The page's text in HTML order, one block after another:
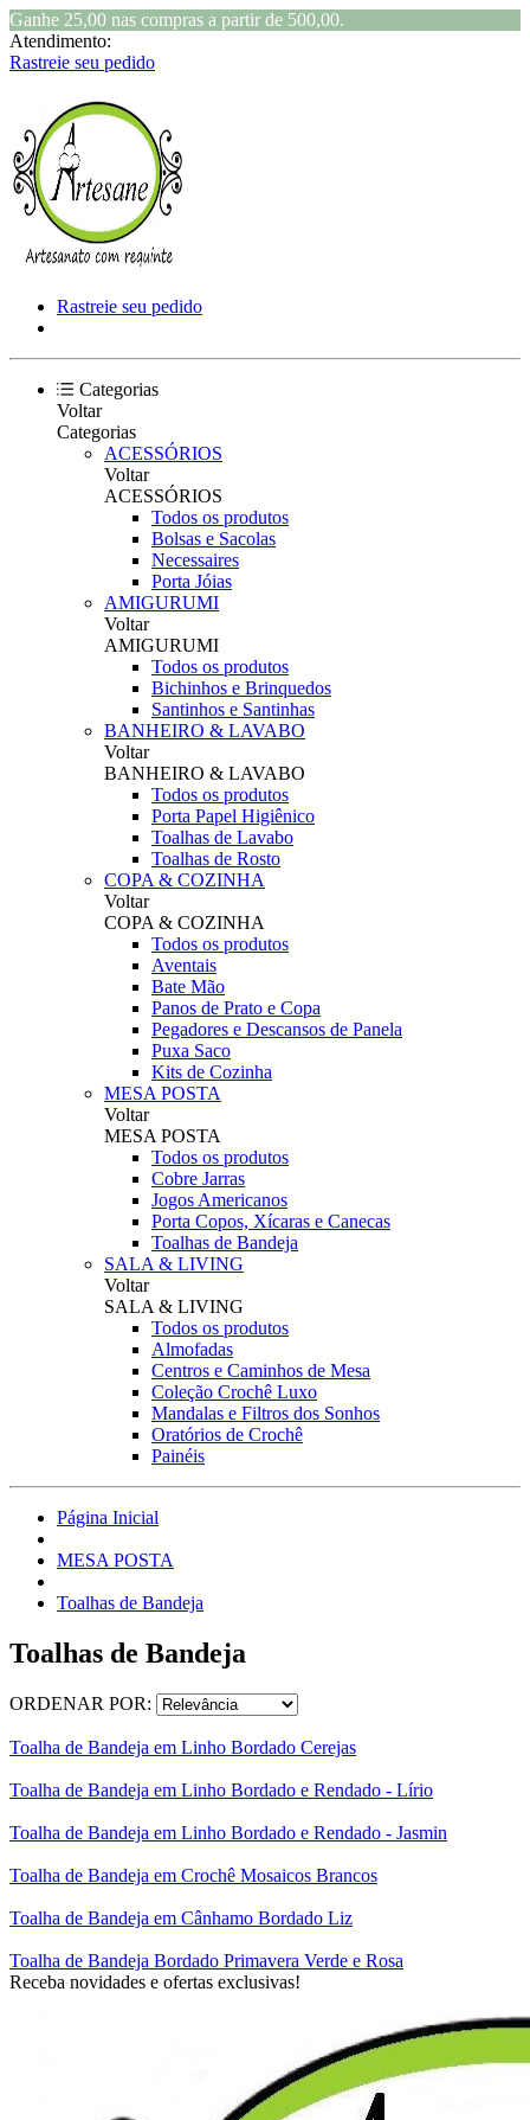
Ganhe 25,00 nas compras a partir de 500,00.
Atendimento:
Rastreie seu pedido
Rastreie seu pedido
Categorias
Voltar
Categorias
ACESSÓRIOS
Voltar
ACESSÓRIOS
Todos os produtos
Bolsas e Sacolas
Necessaires
Porta Jóias
AMIGURUMI
Voltar
AMIGURUMI
Todos os produtos
Bichinhos e Brinquedos
Santinhos e Santinhas
BANHEIRO & LAVABO
Voltar
BANHEIRO & LAVABO
Todos os produtos
Porta Papel Higiênico
Toalhas de Lavabo
Toalhas de Rosto
COPA & COZINHA
Voltar
COPA & COZINHA
Todos os produtos
Aventais
Bate Mão
Panos de Prato e Copa
Pegadores e Descansos de Panela
Puxa Saco
Kits de Cozinha
MESA POSTA
Voltar
MESA POSTA
Todos os produtos
Cobre Jarras
Jogos Americanos
Porta Copos, Xícaras e Canecas
Toalhas de Bandeja
SALA & LIVING
Voltar
SALA & LIVING
Todos os produtos
Almofadas
Centros e Caminhos de Mesa
Coleção Crochê Luxo
Mandalas e Filtros dos Sonhos
Oratórios de Crochê
Painéis
Página Inicial
MESA POSTA
Toalhas de Bandeja
Toalhas de Bandeja
ORDENAR POR:
Toalha de Bandeja em Linho Bordado Cerejas
Toalha de Bandeja em Linho Bordado e Rendado - Lírio
Toalha de Bandeja em Linho Bordado e Rendado - Jasmin
Toalha de Bandeja em Crochê Mosaicos Brancos
Toalha de Bandeja em Cânhamo Bordado Liz
Toalha de Bandeja Bordado Primavera Verde e Rosa
Receba novidades e ofertas exclusivas!